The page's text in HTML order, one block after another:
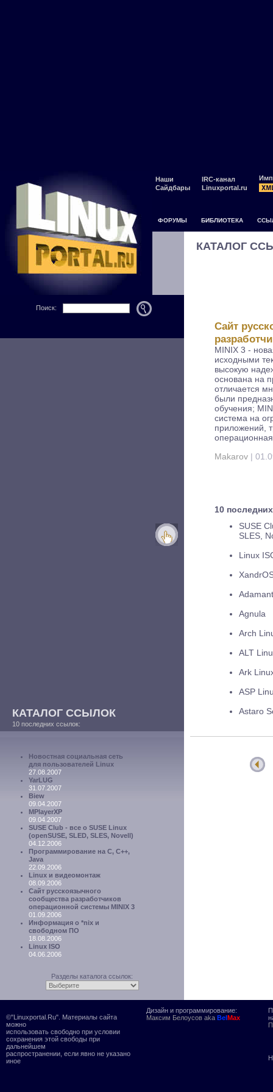
Наши
Сайдбары
IRC-канал
Linuxportal.ru
ФОРУМЫ БИБЛИОТЕКА
Поиск:
КАТАЛОГ ССЫЛОК
10 последних ссылок:
Новостная социальная сеть
для пользователей Linux
27.08.2007
YarLUG
31.07.2007
Biew
09.04.2007
MPlayerXP
09.04.2007
SUSE Club - все о SUSE Linux
(openSUSE, SLED, SLES, Novell)
04.12.2006
Программирование на C, C++,
Java
22.09.2006
Linux и видеомонтаж
08.09.2006
Cайт русскоязычного
сообщества разработчиков
операционной системы MINIX 3
01.09.2006
Информация о *nix и
свободном ПО
18.08.2006
Linux ISO
04.06.2006
Разделы каталога ссылок:
КАТАЛОГ
Cайт
MINIX 3 -
исходными
высокую
основана на
отличается
были
обучения;
система на
приложений,
Makarov |
10
SUSE
SLES,
Linux
Agnula
Arch
ALT
Ark
ASP
Astaro
©"Linuxportal.Ru". Материалы сайта
можно
использовать свободно при условии
сохранения этой свободы при
дальнейшем
распространении, если явно не указано
иное
Дизайн и программирование:
Максим Белоусов aka BelMax